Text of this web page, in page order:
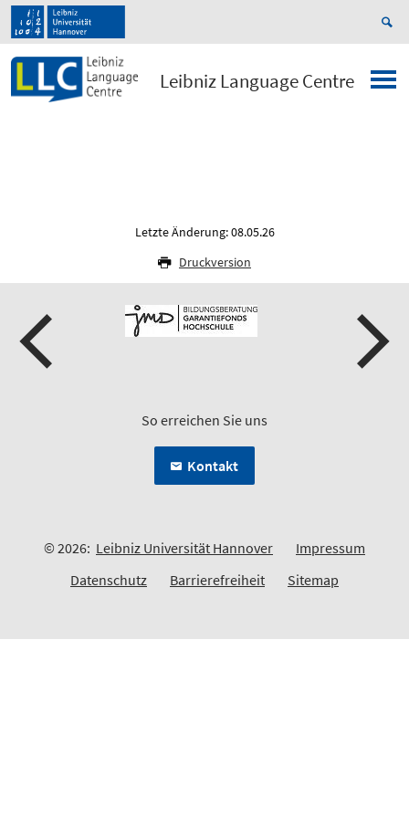
Leibniz Language Centre
Letzte Änderung: 08.05.26
Druckversion
So erreichen Sie uns
Kontakt
© 2026: Leibniz Universität Hannover
Impressum
Datenschutz
Barrierefreiheit Sitemap